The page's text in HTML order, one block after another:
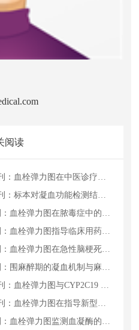
阅读
在中医诊疗中的临床应用与潜在价值
本对凝血功能检测结果的影响
弹力图在脓毒症中的应用价值
栓弹力图指导临床用药的研究
图在急性脑梗死患者中的应用进展
麻醉期的凝血机制与麻醉选择
基因检测对氯吡格雷药物疗效评估及关系探讨
力图在指导新型抗凝药物中的应用
弹力图监测血凝酶的合理应用